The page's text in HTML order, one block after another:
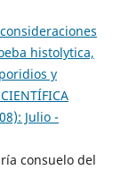
histolytica,
y
Julio -
consuelo del